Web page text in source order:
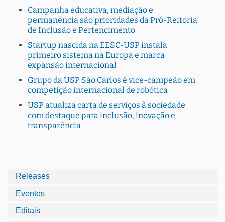
Campanha educativa, mediação e
permanência são prioridades da Pró-Reitoria
de Inclusão e Pertencimento
Startup nascida na EESC-USP instala
primeiro sistema na Europa e marca
expansão internacional
Grupo da USP São Carlos é vice-campeão em
competição internacional de robótica
USP atualiza carta de serviços à sociedade
com destaque para inclusão, inovação e
transparência
Releases
Eventos
Editais